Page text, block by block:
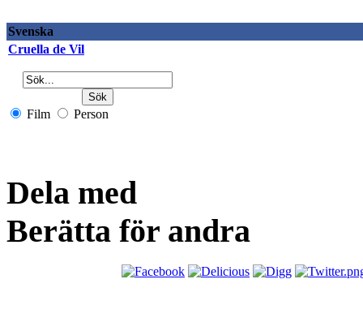
Svenska
Cruella de Vil
Film Person
Dela med
Berätta för andra